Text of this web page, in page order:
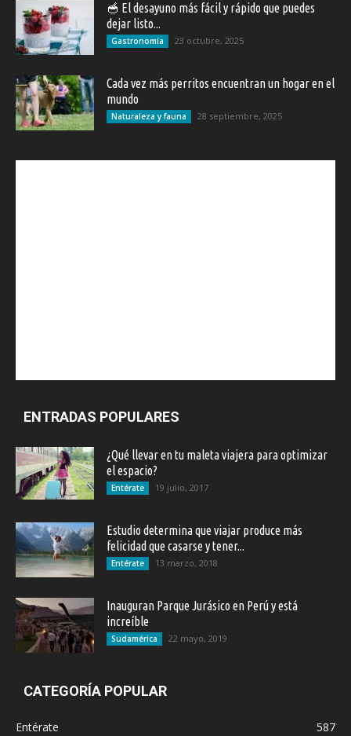
🥣 El desayuno más fácil y rápido que puedes
dejar listo...
Gastronomía 23 octubre, 2025
Cada vez más perritos encuentran un hogar en el
mundo
Naturaleza y fauna 28 septiembre, 2025
ENTRADAS POPULARES
¿Qué llevar en tu maleta viajera para optimizar
el espacio?
Entérate 19 julio, 2017
Estudio determina que viajar produce más
felicidad que casarse y tener...
Entérate 13 marzo, 2018
Inauguran Parque Jurásico en Perú y está
increíble
Sudamérica 22 mayo, 2019
CATEGORÍA POPULAR
Entérate
587